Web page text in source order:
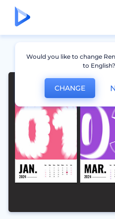
Would you like to change
to English?
CHANGE